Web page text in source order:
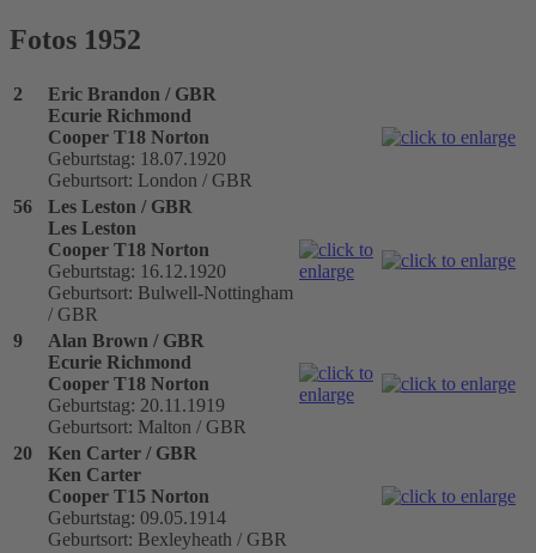
Fotos 1952
2
Eric Brandon / GBR
Ecurie Richmond
Cooper T18 Norton
Geburtstag: 18.07.1920
Geburtsort: London / GBR
56
Les Leston / GBR
Les Leston
Cooper T18 Norton
Geburtstag: 16.12.1920
Geburtsort: Bulwell-Nottingham
/ GBR
9
Alan Brown / GBR
Ecurie Richmond
Cooper T18 Norton
Geburtstag: 20.11.1919
Geburtsort: Malton / GBR
20
Ken Carter / GBR
Ken Carter
Cooper T15 Norton
Geburtstag: 09.05.1914
Geburtsort: Bexleyheath / GBR